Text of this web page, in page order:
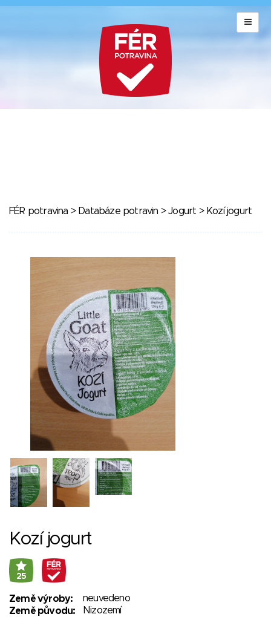
FÉR potravina > Databáze potravin >Jogurt > Kozí jogurt
Kozí jogurt
25
Země výroby:
neuvedeno
Země původu:
Nizozemí